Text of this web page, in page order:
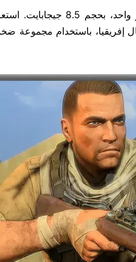
للكمبيوتر الشخصي برابط
باستخدام مجموعة